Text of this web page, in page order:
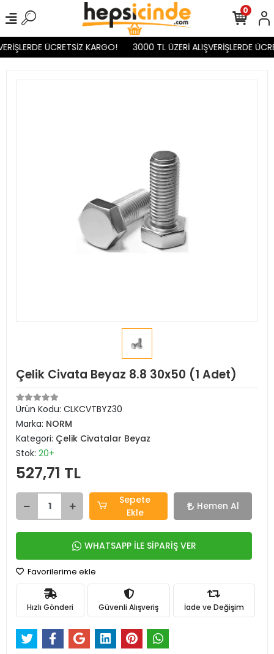
ÜCRETSİZ KARGO! 3000 TL ÜZERİ ALIŞVERİŞLERDE
0
Çelik Civata Beyaz 8.8 30x50 (1 Adet)
Ürün Kodu: CLKCVTBYZ30
Marka: NORM
Kategori: Çelik Civatalar Beyaz
Stok: 20+
527,71 TL
Sepete
Ekle
Hemen Al
WHATSAPP İLE SİPARİŞ VER
Favorilerime ekle
Hızlı Gönderi Güvenli Alışveriş İade ve Değişim